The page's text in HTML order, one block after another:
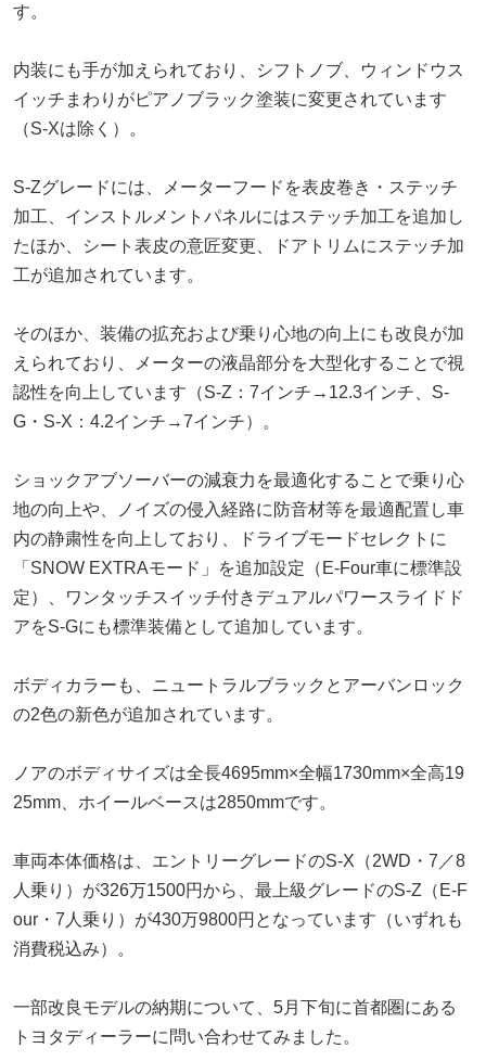
す。
内装にも手が加えられており、シフトノブ、ウィンドウス
イッチまわりがピアノブラック塗装に変更されています
（S-Xは除く）。
S-Zグレードには、メーターフードを表皮巻き・ステッチ
加工、インストルメントパネルにはステッチ加工を追加し
たほか、シート表皮の意匠変更、ドアトリムにステッチ加
工が追加されています。
そのほか、装備の拡充および乗り心地の向上にも改良が加
えられており、メーターの液晶部分を大型化することで視
認性を向上しています（S-Z：7インチ→12.3インチ、S-
G・S-X：4.2インチ→7インチ）。
ショックアブソーバーの減衰力を最適化することで乗り心
地の向上や、ノイズの侵入経路に防音材等を最適配置し車
内の静粛性を向上しており、ドライブモードセレクトに
「SNOW EXTRAモード」を追加設定（E-Four車に標準設
定）、ワンタッチスイッチ付きデュアルパワースライドド
アをS-Gにも標準装備として追加しています。
ボディカラーも、ニュートラルブラックとアーバンロック
の2色の新色が追加されています。
ノアのボディサイズは全長4695mm×全幅1730mm×全高19
25mm、ホイールベースは2850mmです。
車両本体価格は、エントリーグレードのS-X（2WD・7／8
人乗り）が326万1500円から、最上級グレードのS-Z（E-F
our・7人乗り）が430万9800円となっています（いずれも
消費税込み）。
一部改良モデルの納期について、5月下旬に首都圏にある
トヨタディーラーに問い合わせてみました。